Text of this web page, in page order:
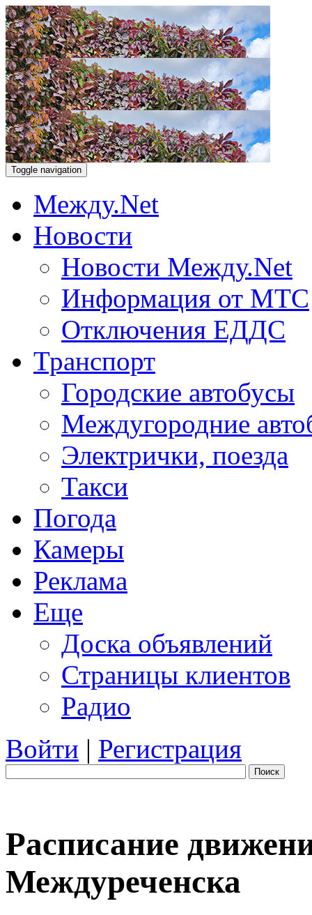
Toggle navigation
Между.Net
Новости
Новости Между.Net
Информация от МТС
Отключения ЕДДС
Транспорт
Городские автобусы
Междугородние
Электрички, поезда
Такси
Погода
Камеры
Реклама
Еще
Доска объявлений
Страницы клиентов
Радио
Войти | Регистрация
Поиск
Расписание
Междуреченска